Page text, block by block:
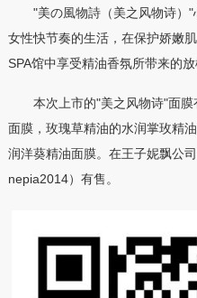
"美の風物詩（美之风物诗）
女性快节奏的生活，在保护娇嫩
SPA馆中享受精油香氛所带来的放
本次上市的"美之风物诗"面
面膜，玫瑰草精油的水润掌玫精
润洋葵精油面膜。在王子妮飘公
nepia2014）有售。